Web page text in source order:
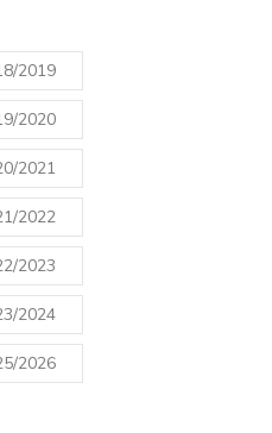
2019
2020
2021
2022
2023
2024
2026